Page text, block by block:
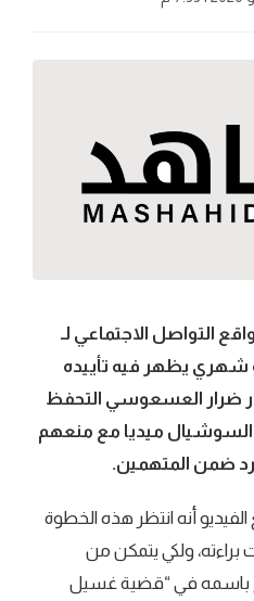
التواصل الاجتماعي لـ
شهري يظهر فيه تأييده
ضرار العسعوسي التحفظ
مشاهير السوشيال ميديا مع منعهم
ضمن المتهمين.
أنه انتظر هذه الخطوة
ولكي يتمكن من
باسمه في “قضية غسيل